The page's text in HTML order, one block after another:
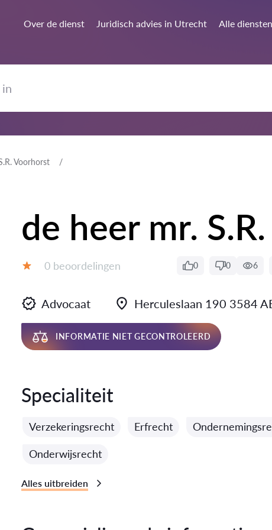
Over de dienst Juridisch advies in Utrecht Alle diensten
Voorhorst
de heer mr.
Getuigenissen:
0 beoordelingen 0 0 6
Advocaat Herculeslaan 190 3584
INFORMATIE NIET GECONTROLEERD
Specialiteit
Verzekeringsrecht Erfrecht
Onderwijsrecht
Alles uitbreiden